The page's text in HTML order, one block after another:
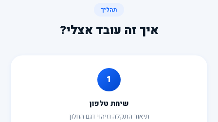
תהליך
איך זה עובד אצלי?
1
שיחת טלפון
תיאור התקלה וזיהוי דגם החלון